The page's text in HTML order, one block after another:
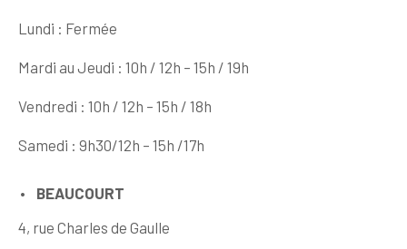
Lundi : Fermée
Mardi au Jeudi : 10h / 12h – 15h / 19h
Vendredi : 10h / 12h – 15h / 18h
Samedi : 9h30/12h – 15h /17h
BEAUCOURT
4, rue Charles de Gaulle